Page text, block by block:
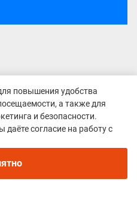
для бега зимой и
Для города и
повышения удобства
а также для
и безопасности.
согласие на работу с